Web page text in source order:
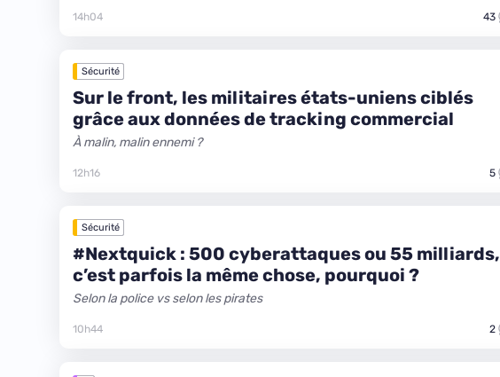
14h04 43
Sécurité
Sur le front, les militaires états-uniens ciblés
grâce aux données de tracking commercial
À malin, malin ennemi ?
12h16 5
Sécurité
#Nextquick : 500 cyberattaques ou 55 milliards,
c’est parfois la même chose, pourquoi ?
Selon la police vs selon les pirates
10h44 2